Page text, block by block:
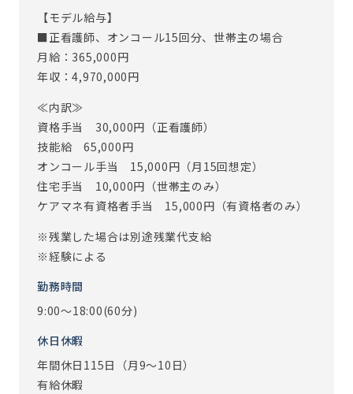
が可能になるシステムです。
スタッフがスマホに入力した記録がリアルタイムで確認で
きるため、サービス内容の質の向上、業務効率化にも繋が
りました。
【こんな人が活躍中】
アズハイムには施設看護経験者だけではなく、病院勤務経
験者も多く在籍をしています。
病院では知ることが出来ない、「退院後のその先から、最
期まで1人ひとりと深く関わりたい」そんな想いを持ち、
「老年看護のプロフェッショナルとして活躍をしています。
【オンコールについて】
◆担当回数
⇒一通りの業務が把握できる頃(入社2～3か月)から開始して
います。
※経験によってオンコール開始時期は異なります
出動はご入居者の状態にもよりますが、半年に1回あるかな
【モデル給与】
■正看護師、オンコール15回分、世帯主の場合
月給：365,000円
年収：4,970,000円
≪内訳≫
資格手当 30,000円（正看護師）
技能給 65,000円
オンコール手当 15,000円（月15回想定）
住宅手当 10,000円（世帯主のみ）
ケアマネ有資格者手当 15,000円（有資格者のみ）
※残業した場合は別途残業代支給
※経験による
勤務時間
9:00～18:00(60分)
休日休暇
年間休日115日（月9～10日）
有給休暇